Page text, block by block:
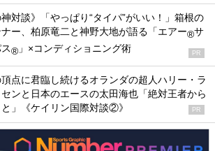
神対談》「やっぱり“タイパ”がいい！」箱根の
ー、柏原竜二と神野大地が語る「エアー®サ
® 」×コンディショニング術 PR
点に君臨し続けるオランダの超人ハリー・ラ
ンと日本のエースの太田海也「絶対王者から
」《ケイリン国際対談②》
PR